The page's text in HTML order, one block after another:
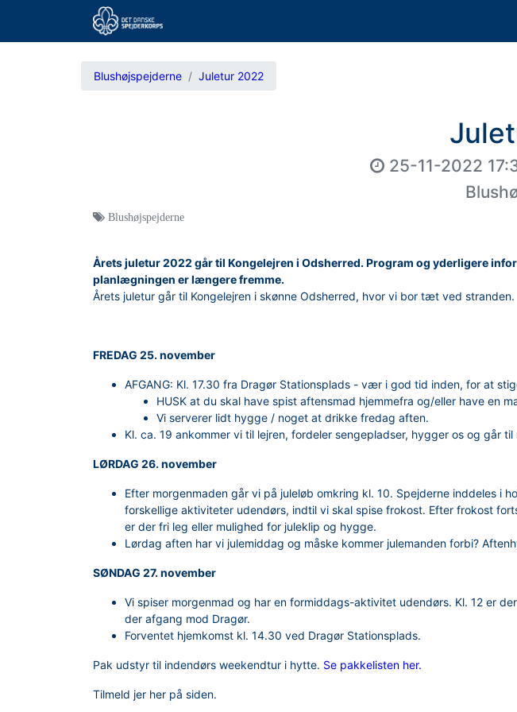
Blushøjspejderne Juletur 2022
25-11-2022
Blushøjspejderne
Årets juletur 2022 går til Kongelejren i Odsherred. Program og yderligere
planlægningen er længere fremme.
Årets juletur går til Kongelejren i skønne Odsherred, hvor vi bor tæt ved stranden.
FREDAG 25. november
AFGANG: Kl. 17.30 fra Dragør Stationsplads - vær i god tid inden, for at
HUSK at du skal have spist aftensmad hjemmefra og/eller have en
Vi serverer lidt hygge / noget at drikke fredag aften.
Kl. ca. 19 ankommer vi til lejren, fordeler sengepladser, hygger os og går til
LØRDAG 26. november
Efter morgenmaden går vi på juleløb omkring kl. 10. Spejderne inddeles i
forskellige aktiviteter udendørs, indtil vi skal spise frokost. Efter frokost
er der fri leg eller mulighed for juleklip og hygge.
Lørdag aften har vi julemiddag og måske kommer julemanden forbi?
SØNDAG 27. november
Vi spiser morgenmad og har en formiddags-aktivitet udendørs. Kl. 12 er
der afgang mod Dragør.
Forventet hjemkomst kl. 14.30 ved Dragør Stationsplads.
Pak udstyr til indendørs weekendtur i hytte. Se pakkelisten her.
Tilmeld jer her på siden.